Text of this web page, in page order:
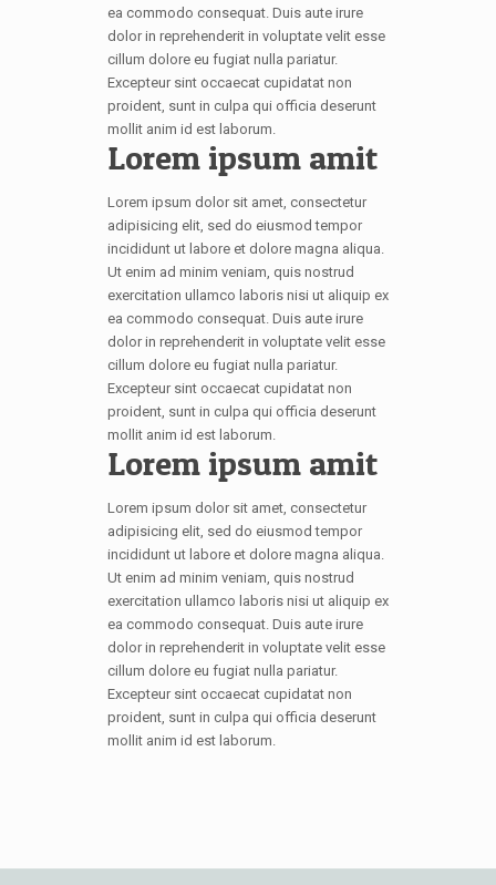
ea commodo consequat. Duis aute irure
dolor in reprehenderit in voluptate velit esse
cillum dolore eu fugiat nulla pariatur.
Excepteur sint occaecat cupidatat non
proident, sunt in culpa qui officia deserunt
mollit anim id est laborum.
Lorem ipsum amit
Lorem ipsum dolor sit amet, consectetur
adipisicing elit, sed do eiusmod tempor
incididunt ut labore et dolore magna aliqua.
Ut enim ad minim veniam, quis nostrud
exercitation ullamco laboris nisi ut aliquip ex
ea commodo consequat. Duis aute irure
dolor in reprehenderit in voluptate velit esse
cillum dolore eu fugiat nulla pariatur.
Excepteur sint occaecat cupidatat non
proident, sunt in culpa qui officia deserunt
mollit anim id est laborum.
Lorem ipsum amit
Lorem ipsum dolor sit amet, consectetur
adipisicing elit, sed do eiusmod tempor
incididunt ut labore et dolore magna aliqua.
Ut enim ad minim veniam, quis nostrud
exercitation ullamco laboris nisi ut aliquip ex
ea commodo consequat. Duis aute irure
dolor in reprehenderit in voluptate velit esse
cillum dolore eu fugiat nulla pariatur.
Excepteur sint occaecat cupidatat non
proident, sunt in culpa qui officia deserunt
mollit anim id est laborum.